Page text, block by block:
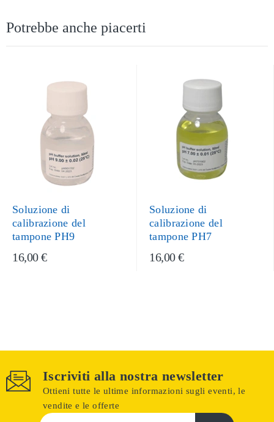
Potrebbe anche piacerti
Soluzione di
calibrazione del
tampone PH9
16,00 €
Soluzione di
calibrazione del
tampone PH7
16,00 €
Iscriviti alla nostra newsletter
Ottieni tutte le ultime informazioni sugli eventi, le
vendite e le offerte